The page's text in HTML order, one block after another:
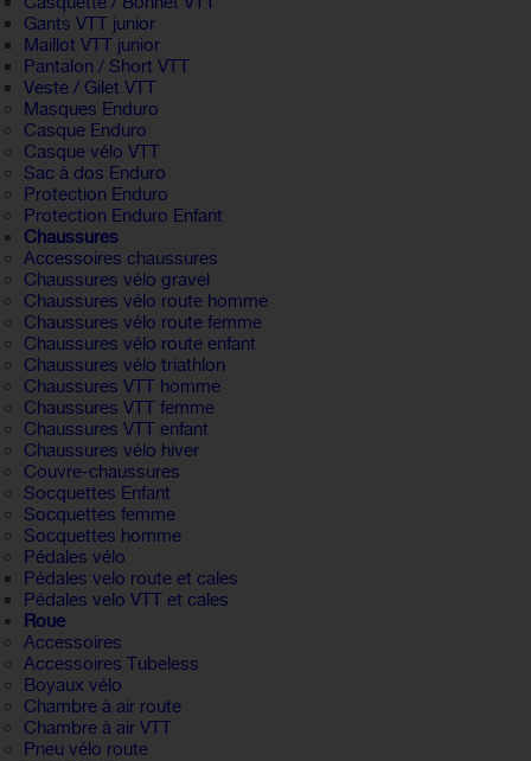
Gants VTT junior
Maillot VTT junior
Pantalon / Short VTT
Veste / Gilet VTT
Masques Enduro
Casque Enduro
Casque vélo VTT
Sac à dos Enduro
Protection Enduro
Protection Enduro Enfant
Chaussures
Accessoires chaussures
Chaussures vélo gravel
Chaussures vélo route homme
Chaussures vélo route femme
Chaussures vélo route enfant
Chaussures vélo triathlon
Chaussures VTT homme
Chaussures VTT femme
Chaussures VTT enfant
Chaussures vélo hiver
Couvre-chaussures
Socquettes Enfant
Socquettes femme
Socquettes homme
Pédales vélo
Pédales velo route et cales
Pédales velo VTT et cales
Roue
Accessoires
Accessoires Tubeless
Boyaux vélo
Chambre à air route
Chambre à air VTT
Pneu vélo route